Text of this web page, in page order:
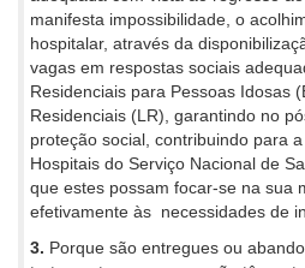
manifesta impossibilidade, o
hospitalar, através da
vagas em respostas sociais
Residenciais para Pessoas Idosas
Residenciais (LR), garantindo no
proteção social, contribuindo para
Hospitais do Serviço Nacional de
que estes possam focar-se na sua
efetivamente às necessidades de
3. Porque são entregues ou